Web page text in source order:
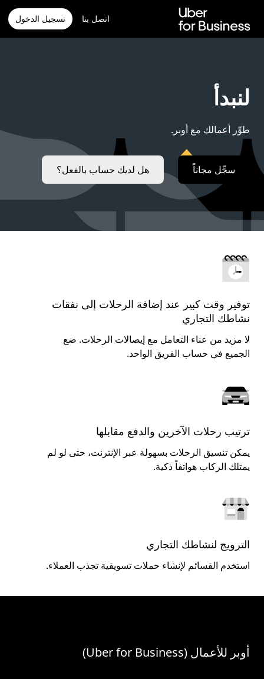
المحتوى
اتصل بنا تسجيل الدخول
لنبدأ
طوِّر أعمالك مع أوبر.
سجِّل مجاناً هل لديك حساب بالفعل؟
توفير وقت كبير عند إضافة الرحلات إلى نفقات
نشاطك التجاري
لا مزيد من عناء التعامل مع إيصالات الرحلات. ضع
الجميع في حساب الفريق الواحد.
ترتيب رحلات الآخرين والدفع مقابلها
يمكن تنسيق الرحلات بسهولة عبر الإنترنت، حتى لو لم
يمتلك الركاب هواتفاً ذكية.
الترويج لنشاطك التجاري
استخدم القسائم لإنشاء حملات تسويقية تجذب العملاء.
أوبر للأعمال (Uber for Business)